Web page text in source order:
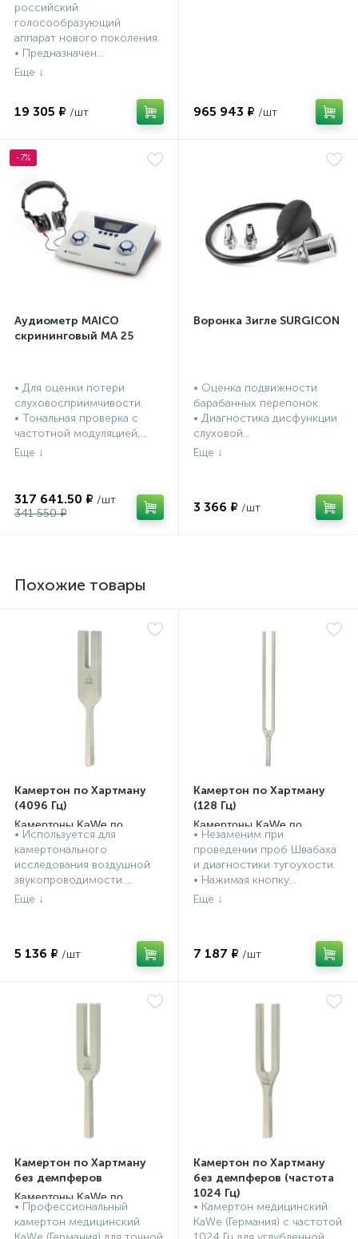
российский
голосообразующий
аппарат нового поколения.
• Предназначен...
19 305 ₽ 965 943 ₽
-7%
Аудиометр MAICO
скрининговый МА 25
• Для оценки потери
слуховосприимчивости.
• Тональная проверка с
частотной модуляцией,...
317 641.50 ₽
341 550 ₽
Воронка Зигле SURGICON
• Оценка подвижности
барабанных перепонок.
• Диагностика дисфункции
слуховой...
3 366 ₽
Похожие товары
Камертон по Хартману
(4096 Гц)
Камертоны KaWe по
Хартману
• Используется для
камертонального
исследования воздушной
звукопроводимости....
5 136 ₽
Камертон по Хартману
(128 Гц)
Камертоны KaWe по
Хартману
• Незаменим при
проведении проб Швабаха
и диагностики тугоухости.
• Нажимая кнопку...
7 187 ₽
Камертон по Хартману
без демпферов
Камертоны KaWe по
Хартману
• Профессиональный
камертон медицинский
Камертон по Хартману
без демпферов (частота
1024 Гц)
Камертоны KaWe по
Хартману
• Камертон медицинский
KaWe (Германия) с частотой